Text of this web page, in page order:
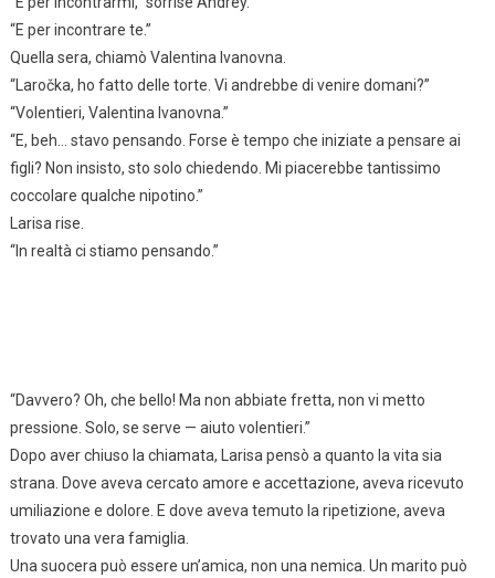
“E per incontrare te.”
Quella sera, chiamò Valentina Ivanovna.
“Laročka, ho fatto delle torte. Vi andrebbe di venire domani?”
“Volentieri, Valentina Ivanovna.”
“E, beh… stavo pensando. Forse è tempo che iniziate a pensare ai
figli? Non insisto, sto solo chiedendo. Mi piacerebbe tantissimo
coccolare qualche nipotino.”
Larisa rise.
“In realtà ci stiamo pensando.”
“Davvero? Oh, che bello! Ma non abbiate fretta, non vi metto
pressione. Solo, se serve — aiuto volentieri.”
Dopo aver chiuso la chiamata, Larisa pensò a quanto la vita sia
strana. Dove aveva cercato amore e accettazione, aveva ricevuto
umiliazione e dolore. E dove aveva temuto la ripetizione, aveva
trovato una vera famiglia.
Una suocera può essere un’amica, non una nemica. Un marito può